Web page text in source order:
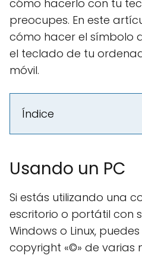
cómo hacerlo con tu
preocupes. En este
cómo hacer el símbolo
el teclado de tu
móvil.
Índice
Usando un PC
Si estás utilizando una
escritorio o portátil con
Windows o Linux,
copyright «©» de varias